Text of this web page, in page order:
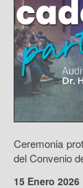
Ceremonia
del Convenio
15 Enero 2026